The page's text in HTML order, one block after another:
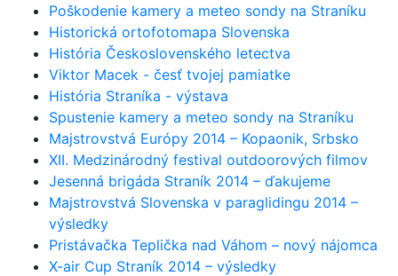
Poškodenie kamery a meteo sondy na Straníku
Historická ortofotomapa Slovenska
História Československého letectva
Viktor Macek - česť tvojej pamiatke
História Straníka - výstava
Spustenie kamery a meteo sondy na Straníku
Majstrovstvá Európy 2014 – Kopaonik, Srbsko
XII. Medzinárodný festival outdoorových filmov
Jesenná brigáda Straník 2014 – ďakujeme
Majstrovstvá Slovenska v paraglidingu 2014 –
výsledky
Pristávačka Teplička nad Váhom – nový nájomca
X-air Cup Straník 2014 – výsledky